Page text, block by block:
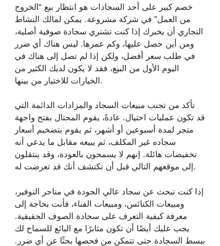
خصم كبير على أحد السجادات هو انتظار بيع “الخروج
من العمل” في شركة مشروعة. يمكن لمالك النشاط
التجاري أن يخبرك إذا كنت تشتري سجادة صوفية أصلية،
ومن أين حصل عليها، وكم عمرها. ليس هناك أي ضرر
في طلب سعر أفضل، ولكن إذا لم تصل إلى هناك في
اليوم الأول من البيع، فقد لا يكون لديك الكثير من
الخيارات للاختيار من بينها.
تأكد من تجنب مبيعات السجاد والمزادات الدائمة التي
قد تكون عمليات احتيال. عادةً، يقوم المحتال بفتح واجهة
متجر لمدة أسبوعين أو أشهر، ثم يقوم بتضخيم أسعار
سجاده غير المكلف، ثم يبيعه مقابل ما يدعي أنه
تخفيضات هائلة. إنهم لا يسمحون بالعودة، وقد ينتقلون
إلى موقعهم التالي قبل أن تكتشف أنك قد تعرضت له.
إذا كنت تبحث عن سجاد عالي الجودة في متاجر التوفير،
ومبيعات الكنائس، ومبيعات الفناء، فأنت بحاجة إلى
معرفة كيفية التعرف على سجادة الصوف الحقيقية.
يجب عليك أيضًا أن تكون مثابرًا مع البائع للسماح لك
ببسط السجادة حتى تتمكن من فحصها بحثًا عن أي ضرر.